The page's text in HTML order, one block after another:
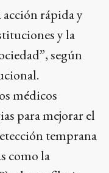
rápida y
y la
según
médicos
para mejorar el
temprana
como la